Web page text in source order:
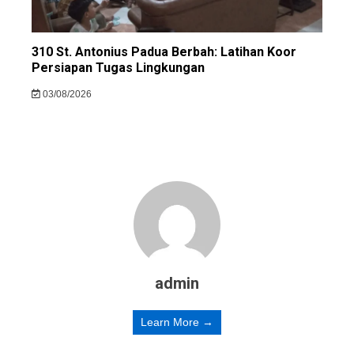
310 St. Antonius Padua Berbah: Latihan Koor
Persiapan Tugas Lingkungan
03/08/2026
admin
Learn More →